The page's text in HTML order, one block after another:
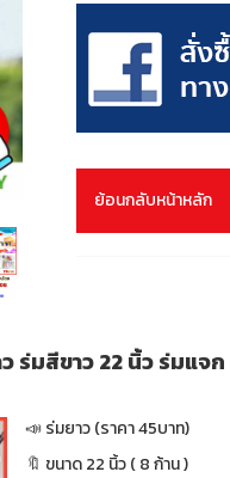
ย้อนกลับหน้าหลัก
ร่มสีขาว 22 นิ้ว ร่มแ
📣 ร่มยาว (ราคา 45บาท)
🔖 ขนาด 22 นิ้ว ( 8 ก้าน )